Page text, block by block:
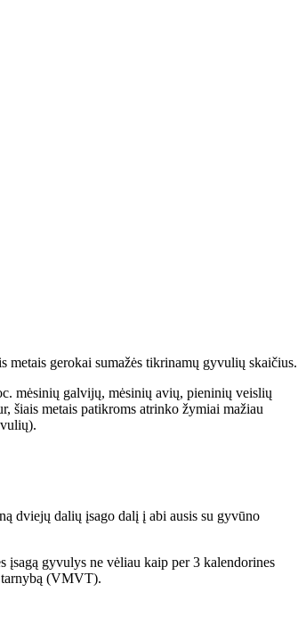
gerokai sumažės tikrinamų gyvulių skaičius.
mėsinių galvijų, mėsinių avių, pieninių veislių
šiais metais patikroms atrinko žymiai mažiau
dviejų dalių įsago dalį į abi ausis su gyvūno
įsagą gyvulys ne vėliau kaip per 3 kalendorines
tarnybą (VMVT).